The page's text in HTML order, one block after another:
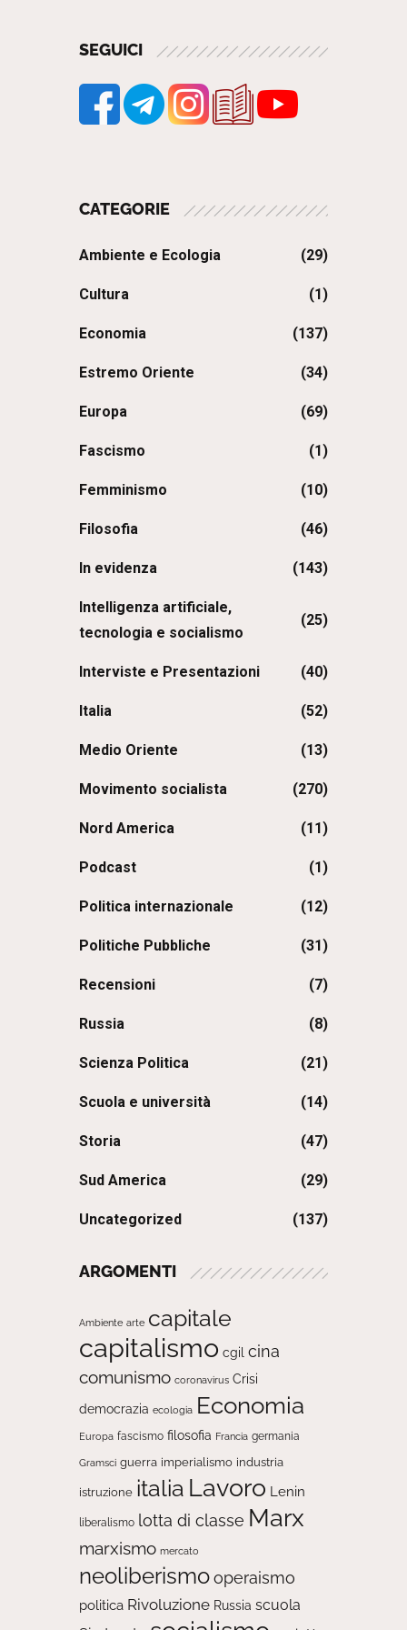
SEGUICI
CATEGORIE
Ambiente e Ecologia (29)
Cultura (1)
Economia (137)
Estremo Oriente (34)
Europa (69)
Fascismo (1)
Femminismo (10)
Filosofia (46)
In evidenza (143)
Intelligenza artificiale,
tecnologia e socialismo
(25)
Interviste e Presentazioni (40)
Italia (52)
Medio Oriente (13)
Movimento socialista (270)
Nord America (11)
Podcast (1)
Politica internazionale (12)
Politiche Pubbliche (31)
Recensioni (7)
Russia (8)
Scienza Politica (21)
Scuola e università (14)
Storia (47)
Sud America (29)
Uncategorized (137)
ARGOMENTI
Ambiente arte capitale
capitalismo cgil cina
comunismo coronavirus Crisi
democrazia ecologia Economia
Europa fascismo filosofia Francia germania
Gramsci guerra imperialismo industria
istruzione italia Lavoro Lenin
liberalismo lotta di classe Marx
marxismo mercato
neoliberismooperaismo
politica Rivoluzione Russia scuola